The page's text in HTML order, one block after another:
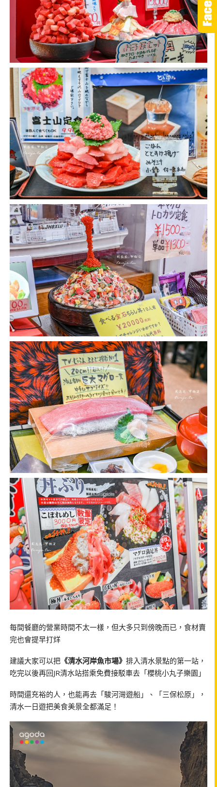
每間餐廳的營業時間不太一樣，但大多只到傍晚而已，食材賣
完也會提早打烊
建議大家可以把 《清水河岸魚市場》 排入清水景點的第一站，
吃完以後再回JR清水站搭乘免費接駁車去「櫻桃小丸子樂園」
時間還充裕的人，也能再去「駿河灣遊船」、「三保松原」，
清水一日遊把美食美景全都滿足！